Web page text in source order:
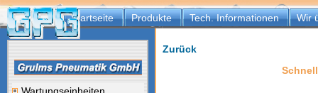
Startseite Produkte Tech. Informationen Wir
Zurück